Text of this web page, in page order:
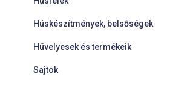
Húskészítmények, belsőségek
Hüvelyesek és termékeik
Sajtok